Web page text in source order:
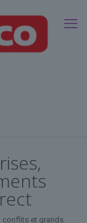
conflits et grands